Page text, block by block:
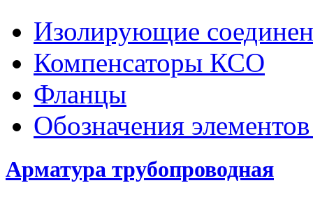
Изолирующие
Компенсаторы КСО
Фланцы
Обозначения
Арматура трубопроводная